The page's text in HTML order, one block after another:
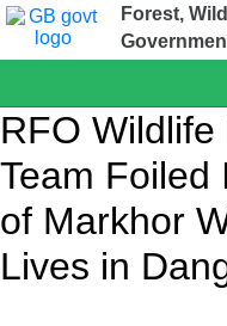
Forest,
RFO
Team Foiled
of Markhor
Lives in